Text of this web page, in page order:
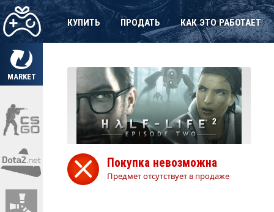
MARKET
КУПИТЬ ПРОДАТЬ КАК ЭТО РАБОТАЕТ
Покупка невозможна
Предмет отсутствует в продаже